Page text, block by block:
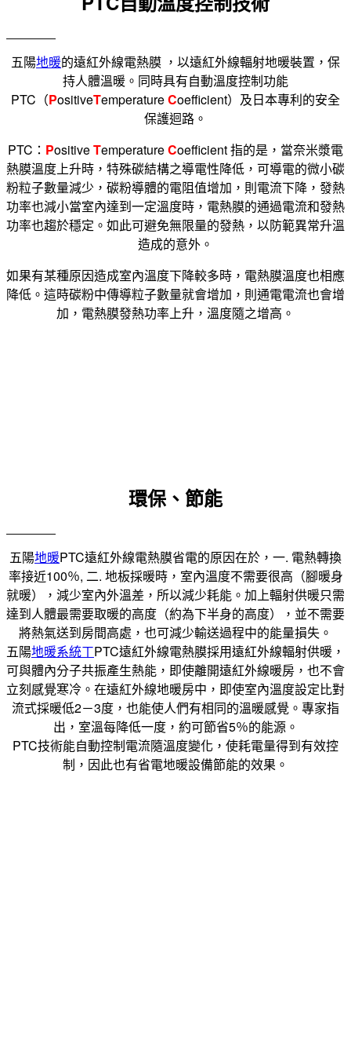
五陽地暖的遠紅外線電熱膜 ，以遠紅外線輻射地暖裝置，保
持人體溫暖。同時具有自動溫度控制功能
PTC（PositiveTemperatureCoefficient）及日本專利的安全
保護迴路。
PTC： PositiveTemperatureCoefficient 指的是，當奈米漿電
熱膜溫度上升時，特殊碳結構之導電性降低，可導電的微小碳
粉粒子數量減少，碳粉導體的電阻值增加，則電流下降，發熱
功率也減小當室內達到一定溫度時，電熱膜的通過電流和發熱
功率也趨於穩定。如此可避免無限量的發熱，以防範異常升溫
造成的意外。
如果有某種原因造成室內溫度下降較多時，電熱膜溫度也相應
降低。這時碳粉中傳導粒子數量就會增加，則通電電流也會增
加，電熱膜發熱功率上升，溫度隨之增高。
環保、節能
五陽地暖PTC遠紅外線電熱膜省電的原因在於，一. 電熱轉換
率接近100％, 二. 地板採暖時，室內溫度不需要很高（腳暖身
就暖），減少室內外溫差，所以減少耗能。加上輻射供暖只需
達到人體最需要取暖的高度（約為下半身的高度），並不需要
將熱氣送到房間高處，也可減少輸送過程中的能量損失。
五陽地暖系統ㄒPTC遠紅外線電熱膜採用遠紅外線輻射供暖，
可與體內分子共振產生熱能，即使離開遠紅外線暖房，也不會
立刻感覺寒冷。在遠紅外線地暖房中，即使室內溫度設定比對
流式採暖低2－3度，也能使人們有相同的溫暖感覺。專家指
出，室溫每降低一度，約可節省5％的能源。
PTC技術能自動控制電流隨溫度變化，使耗電量得到有效控
制，因此也有省電地暖設備節能的效果。